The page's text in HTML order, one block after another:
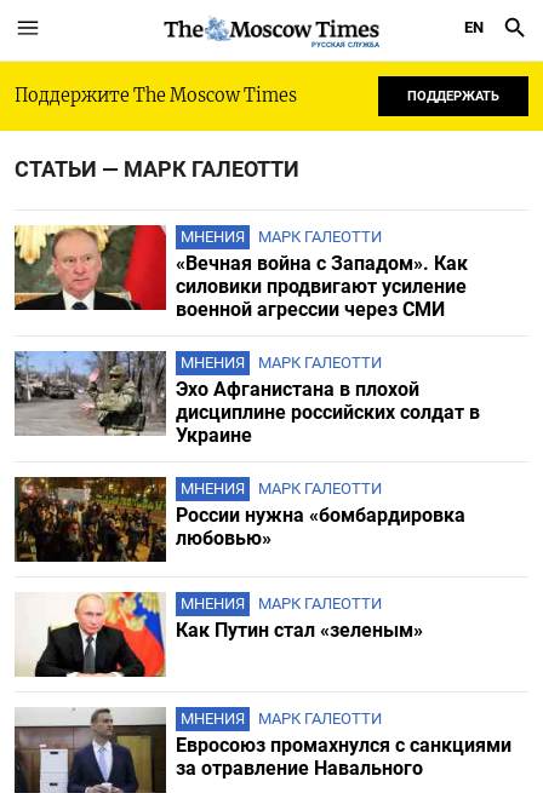
РУССКАЯ СЛУЖБА
EN
Поддержите The Moscow Times ПОДДЕРЖАТЬ
СТАТЬИ — МАРК ГАЛЕОТТИ
МНЕНИЯ МАРК ГАЛЕОТТИ
«Вечная война с Западом». Как
силовики продвигают усиление
военной агрессии через СМИ
МНЕНИЯ МАРК ГАЛЕОТТИ
Эхо Афганистана в плохой
дисциплине российских солдат в
Украине
МНЕНИЯ МАРК ГАЛЕОТТИ
России нужна «бомбардировка
любовью»
МНЕНИЯ МАРК ГАЛЕОТТИ
Как Путин стал «зеленым»
МНЕНИЯ МАРК ГАЛЕОТТИ
Евросоюз промахнулся с санкциями
за отравление Навального